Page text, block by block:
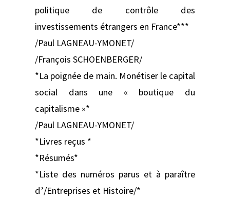
politique de contrôle des
investissements étrangers en France***
/Paul LAGNEAU-YMONET/
/François SCHOENBERGER/
*La poignée de main. Monétiser le capital
social dans une « boutique du
capitalisme »*
/Paul LAGNEAU-YMONET/
*Livres reçus *
*Résumés*
*Liste des numéros parus et à paraître
d’/Entreprises et Histoire/*